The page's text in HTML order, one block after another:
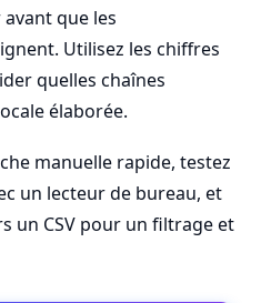
que les
Utilisez les chiffres
quelles chaînes
élaborée.
manuelle rapide, testez
un lecteur de bureau, et
un CSV pour un filtrage et